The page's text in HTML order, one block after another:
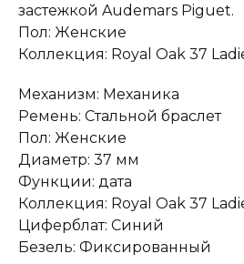
застежкой Audemars Piguet.
Пол: Женские
Коллекция: Royal Oak 37
Механизм: Механика
Ремень: Стальной браслет
Пол: Женские
Диаметр: 37 мм
Функции: дата
Коллекция: Royal Oak 37
Циферблат: Синий
Безель: Фиксированный
Сервисное
гарантийные
обязательства
Превосходное
от ведущих и